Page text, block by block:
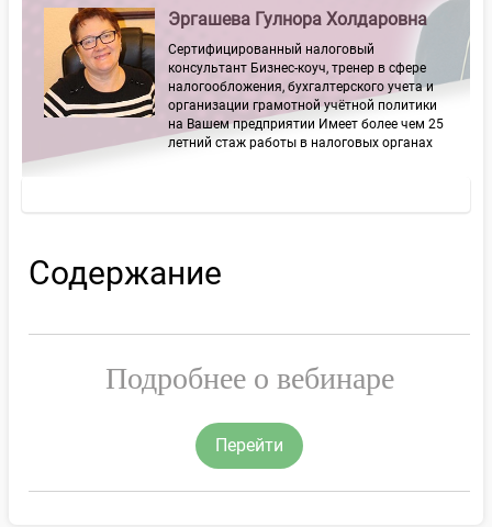
Эргашева Гулнора Холдаровна
Сертифицированный налоговый
консультант Бизнес-коуч, тренер в сфере
налогообложения, бухгалтерского учета и
организации грамотной учётной политики
на Вашем предприятии Имеет более чем 25
летний стаж работы в налоговых органах
Содержание
Подробнее о вебинаре
Перейти